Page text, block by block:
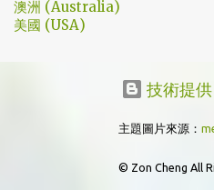
澳洲 (Australia)
美國 (USA)
技術提
主題圖片來源：
© Zon Cheng All